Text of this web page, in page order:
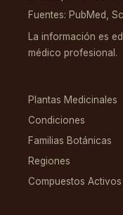
Fuentes: PubMed,
La información es
médico profesional.
Plantas Medicinales
Condiciones
Familias Botánicas
Regiones
Compuestos Activos